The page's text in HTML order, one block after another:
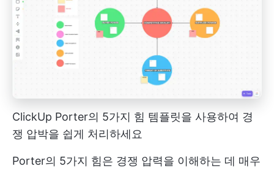
ClickUp Porter의 5가지 힘 템플릿을 사용하여 경
쟁 압박을 쉽게 처리하세요
Porter의 5가지 힘은 경쟁 압력을 이해하는 데 매우